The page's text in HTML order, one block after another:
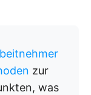
zur
was